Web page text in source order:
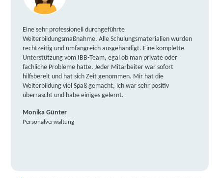
Eine sehr professionell durchgeführte
Weiterbildungsmaßnahme. Alle Schulungsmaterialien wurden
rechtzeitig und umfangreich ausgehändigt. Eine komplette
Unterstützung vom IBB-Team, egal ob man private oder
fachliche Probleme hatte. Jeder Mitarbeiter war sofort
hilfsbereit und hat sich Zeit genommen. Mir hat die
Weiterbildung viel Spaß gemacht, ich war sehr positiv
überrascht und habe einiges gelernt.
Monika Günter
Personalverwaltung